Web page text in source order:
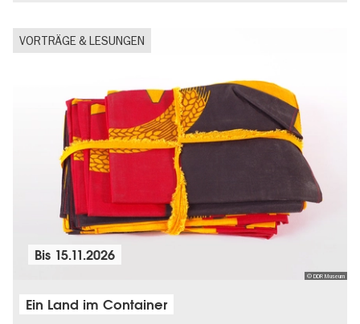
VORTRÄGE & LESUNGEN
© DDR Museum
Bis 15.11.2026
Ein Land im Container